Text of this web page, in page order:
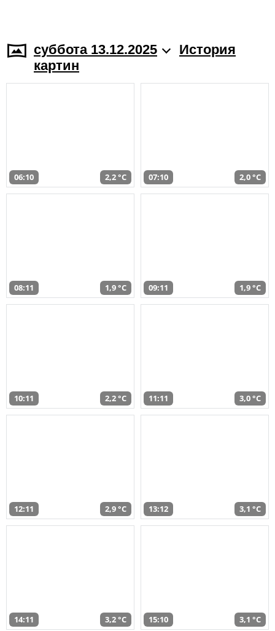
суббота 13.12.2025
История
картин
06:10 2,2 °C 07:10 2,0 °C
08:11 1,9 °C 09:11 1,9 °C
10:11 2,2 °C 11:11 3,0 °C
12:11 2,9 °C 13:12 3,1 °C
14:11 3,2 °C 15:10 3,1 °C